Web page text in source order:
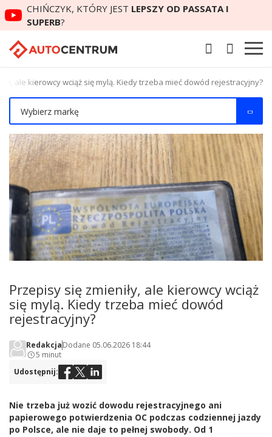
CHIŃCZYK, KTÓRY JEST LEPSZY OD PASSATA I
SUPERB?
ale kierowcy wciąż się mylą. Kiedy trzeba mieć dowód rejestracyjny?
Przepisy się zmieniły, ale kierowcy wciąż
się mylą. Kiedy trzeba mieć dowód
rejestracyjny?
RedakcjaDodane 05.06.2026 18:44
5 minut
Udostępnij:
Nie trzeba już wozić dowodu rejestracyjnego ani
papierowego potwierdzenia OC podczas codziennej jazdy
po Polsce, ale nie daje to pełnej swobody. Od 1
Wybierz markę